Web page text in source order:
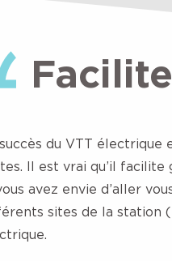
du VTT électrique
Il est vrai qu’il
avez envie d’aller
sites de la station